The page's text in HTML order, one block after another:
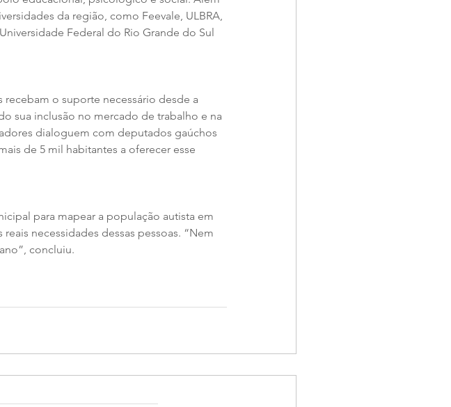
da região, como Feevale, ULBRA,
Federal do Rio Grande do Sul
recebam o suporte necessário desde a
sua inclusão no mercado de trabalho e na
dialoguem com deputados gaúchos
de 5 mil habitantes a oferecer esse
para mapear a população autista em
necessidades dessas pessoas. “Nem
concluiu.